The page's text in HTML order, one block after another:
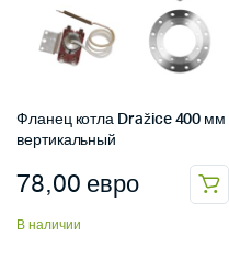
Фланец котла Dražice 400 мм
вертикальный
78,00 евро
В наличии